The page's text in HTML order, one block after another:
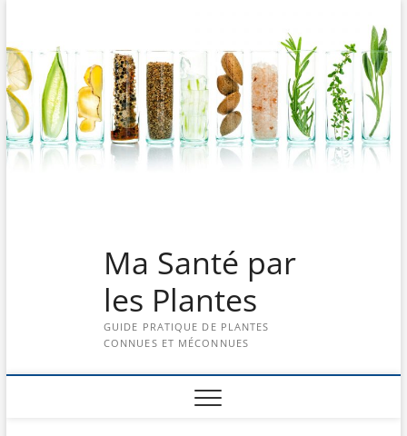
content
Ma Santé par
les Plantes
GUIDE PRATIQUE DE PLANTES
CONNUES ET MÉCONNUES